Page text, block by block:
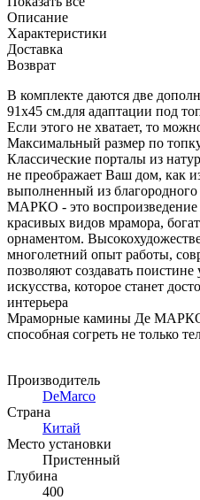
Описание
Характеристики
Доставка
Возврат
В комплекте даются две
91х45 см.для адаптации под
Если этого не хватает, то
Максимальный размер по
Классические порталы из
не преображает Ваш дом, как
выполненный из
МАРКО - это
красивых видов мрамора,
орнаментом.
многолетний опыт работы,
позволяют создавать
искусства, которое станет
интерьера
Мраморные камины Де МАРКО
способная согреть не только
Производитель
DeMarco
Страна
Китай
Место установки
Пристенный
Глубина
400